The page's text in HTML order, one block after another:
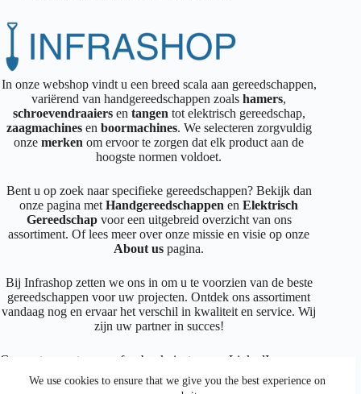
We use cookies to ensure that we give you the best experience on
In onze webshop vindt u een breed scala aan gereedschappen,
variërend van handgereedschappen zoalshamers,
schroevendraaiersen tangen tot elektrisch gereedschap,
zaagmachines en boormachines. We selecteren zorgvuldig
onzemerkenom ervoor te zorgen dat elk product aan de
hoogste normen voldoet.
Bent u op zoek naar specifieke gereedschappen? Bekijk dan
onze pagina metHandgereedschappen enElektrisch
Gereedschapvoor een uitgebreid overzicht van ons
assortiment. Of lees meer over onze missie en visie op onze
About us pagina.
Bij Infrashop zetten we ons in om u te voorzien van de beste
gereedschappen voor uw projecten. Ontdek ons assortiment
vandaag nog en ervaar het verschil in kwaliteit en service. Wij
zijn uw partner in succes!
Connecteer met ons op facebook instagram LinkedIn